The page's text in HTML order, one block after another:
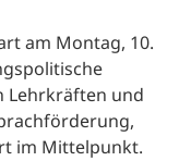
am Montag, 10.
Lehrkräften und
im Mittelpunkt.